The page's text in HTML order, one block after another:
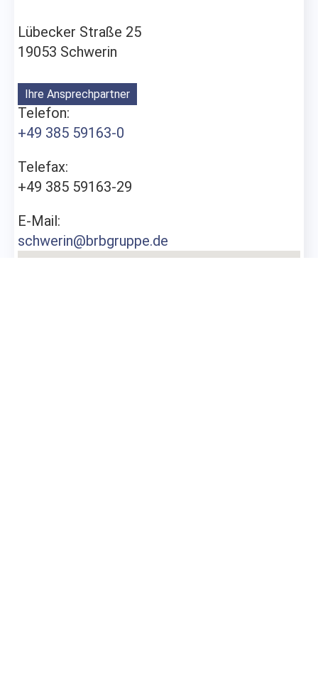
Lübecker Straße 25
19053 Schwerin
Ihre Ansprechpartner
Telefon:
+49 385 59163-0
Telefax:
+49 385 59163-29
E-Mail:
schwerin@brbgruppe.de